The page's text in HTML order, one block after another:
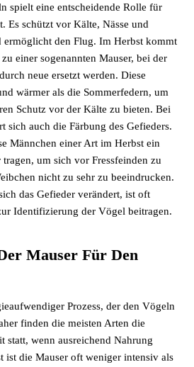
spielt eine entscheidende Rolle für
Es schützt vor Kälte, Nässe und
ermöglicht den Flug. Im Herbst kommt
einer sogenannten Mauser, bei der
neue ersetzt werden. Diese
wärmer als die Sommerfedern, um
Schutz vor der Kälte zu bieten. Bei
sich auch die Färbung des Gefieders.
Männchen einer Art im Herbst ein
um sich vor Fressfeinden zu
nicht zu sehr zu beeindrucken.
das Gefieder verändert, ist oft
Identifizierung der Vögel beitragen.
Mauser Für Den
Prozess, der den Vögeln
finden die meisten Arten die
statt, wenn ausreichend Nahrung
ist die Mauser oft weniger intensiv als